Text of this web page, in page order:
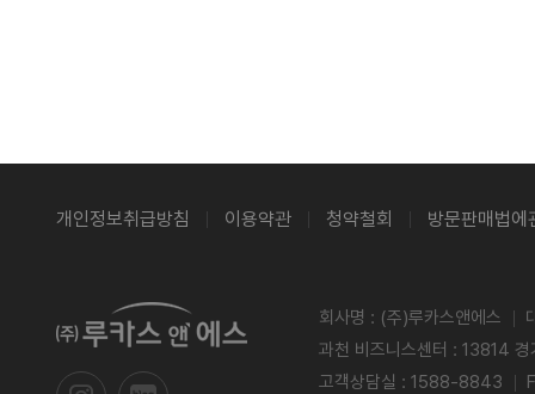
개인정보취급방침 이용약관 청약철회 방문판매법에
회사명 : (주)루카스앤에스
과천 비즈니스센터 : 13814
고객상담실 : 1588-8843